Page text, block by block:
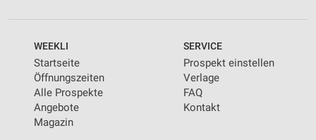
WEEKLI
Startseite
Öffnungszeiten
Alle Prospekte
Angebote
Magazin
SERVICE
Prospekt einstellen
Verlage
FAQ
Kontakt